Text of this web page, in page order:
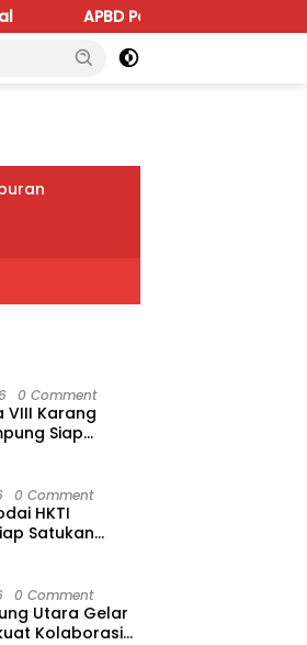
2026 Dipoles, Giri Pastikan
0 Comment
VIII Karang
Siap
0 Comment
HKTI
Satukan
0 Comment
Utara Gelar
Kolaborasi